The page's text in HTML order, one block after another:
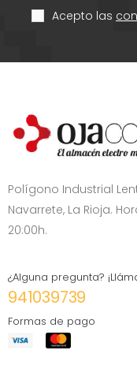
Acepto las
Polígono Industrial
Navarrete, La Rioja.
20:00h.
¿Alguna pregunta?
941039739
Formas de pago